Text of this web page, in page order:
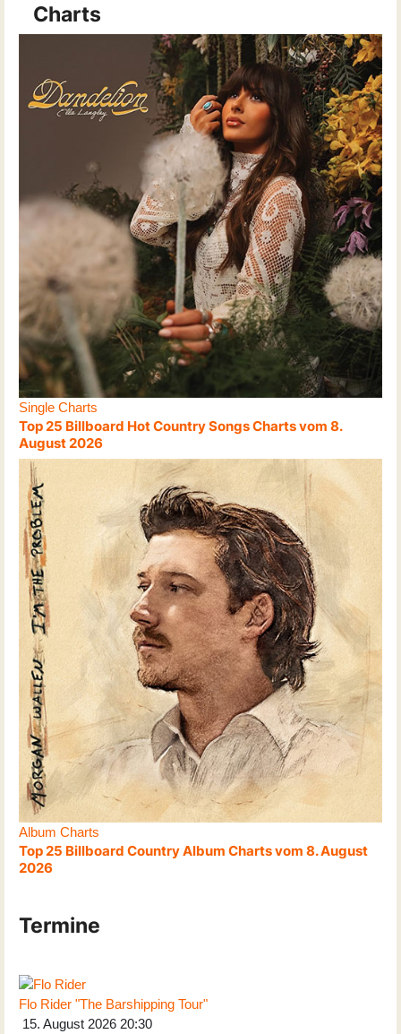
Charts
Single Charts
Top 25 Billboard Hot Country Songs Charts vom 8.
August 2026
Album Charts
Top 25 Billboard Country Album Charts vom 8. August
2026
Termine
Flo Rider "The Barshipping Tour"
15. August 2026 20:30